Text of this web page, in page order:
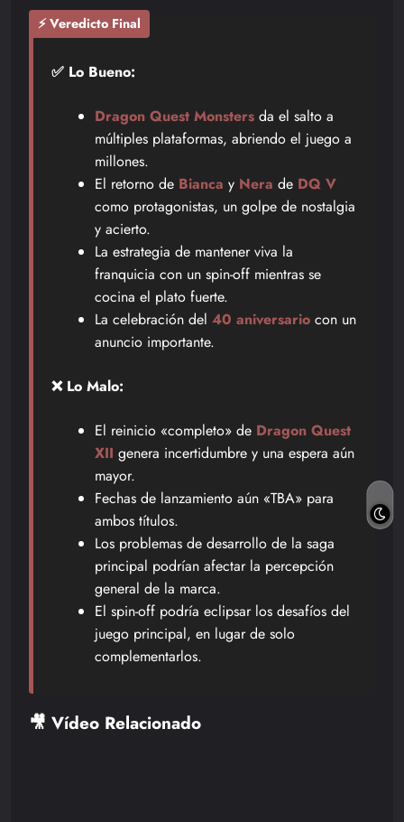
⚡ Veredicto Final
✅ Lo Bueno:
Dragon Quest Monsters da el salto a
múltiples plataformas, abriendo el juego a
millones.
El retorno de Bianca y Nera de DQ V
como protagonistas, un golpe de nostalgia
y acierto.
La estrategia de mantener viva la
franquicia con un spin-off mientras se
cocina el plato fuerte.
La celebración del 40 aniversario con un
anuncio importante.
❌ Lo Malo:
El reinicio «completo» de Dragon Quest
XII genera incertidumbre y una espera aún
mayor.
Fechas de lanzamiento aún «TBA» para
ambos títulos.
Los problemas de desarrollo de la saga
principal podrían afectar la percepción
general de la marca.
El spin-off podría eclipsar los desafíos del
juego principal, en lugar de solo
complementarlos.
🎥 Vídeo Relacionado